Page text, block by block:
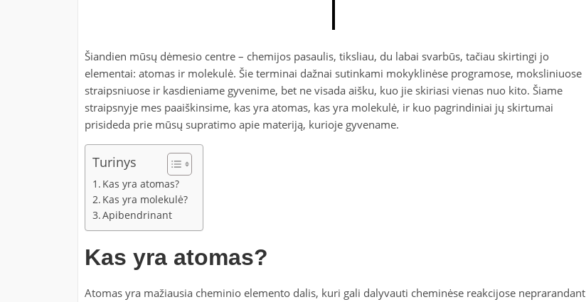
Šiandien mūsų dėmesio centre – chemijos pasaulis, tiksliau, du labai svarbūs, tačiau skirtingi jo
elementai: atomas ir molekulė. Šie terminai dažnai sutinkami mokyklinėse programose, moksliniuose
straipsniuose ir kasdieniame gyvenime, bet ne visada aišku, kuo jie skiriasi vienas nuo kito. Šiame
straipsnyje mes paaiškinsime, kas yra atomas, kas yra molekulė, ir kuo pagrindiniai jų skirtumai
prisideda prie mūsų supratimo apie materiją, kurioje gyvename.
Turinys
Kas yra atomas?
Kas yra molekulė?
Apibendrinant
Kas yra atomas?
Atomas yra mažiausia cheminio elemento dalis, kuri gali dalyvauti cheminėse reakcijose neprarandant